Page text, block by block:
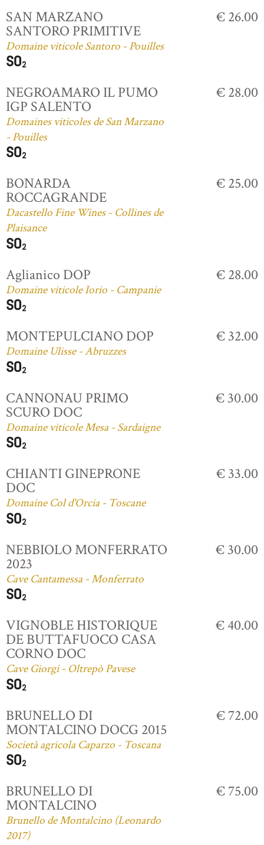
SAN MARZANO
SANTORO PRIMITIVE
Domaine viticole Santoro - Pouilles
€ 26.00
NEGROAMARO IL PUMO
IGP SALENTO
Domaines viticoles de San Marzano
- Pouilles
€ 28.00
BONARDA
ROCCAGRANDE
Dacastello Fine Wines - Collines de
Plaisance
€ 25.00
Aglianico DOP
Domaine viticole Iorio - Campanie
€ 28.00
MONTEPULCIANO DOP
Domaine Ulisse - Abruzzes
€ 32.00
CANNONAU PRIMO
SCURO DOC
Domaine viticole Mesa - Sardaigne
€ 30.00
CHIANTI GINEPRONE
DOC
Domaine Col d'Orcia - Toscane
€ 33.00
NEBBIOLO MONFERRATO
2023
Cave Cantamessa - Monferrato
€ 30.00
VIGNOBLE HISTORIQUE
DE BUTTAFUOCO CASA
CORNO DOC
Cave Giorgi - Oltrepò Pavese
€ 40.00
BRUNELLO DI
MONTALCINO DOCG 2015
Società agricola Caparzo - Toscana
€ 72.00
BRUNELLO DI
MONTALCINO
Brunello de Montalcino (Leonardo
2017)
€ 75.00